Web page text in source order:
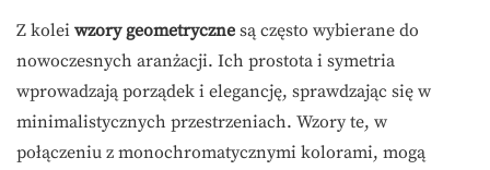
Z kolei wzory geometryczne są często wybierane do
nowoczesnych aranżacji. Ich prostota i symetria
wprowadzają porządek i elegancję, sprawdzając się w
minimalistycznych przestrzeniach. Wzory te, w
połączeniu z monochromatycznymi kolorami, mogą